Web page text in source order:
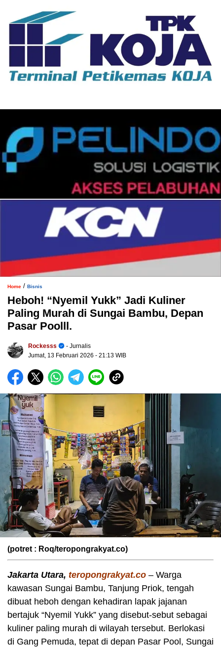
Home / Bisnis
Heboh! “Nyemil Yukk” Jadi Kuliner
Paling Murah di Sungai Bambu, Depan
Pasar Poolll.
Rockesss
- Jurnalis
Jumat, 13 Februari 2026 - 21:13 WIB
(potret : Roq/teropongrakyat.co)
Jakarta Utara, teropongrakyat.co – Warga
kawasan Sungai Bambu, Tanjung Priok, tengah
dibuat heboh dengan kehadiran lapak jajanan
bertajuk “Nyemil Yukk” yang disebut-sebut sebagai
kuliner paling murah di wilayah tersebut. Berlokasi
di Gang Pemuda, tepat di depan Pasar Pool, Sungai